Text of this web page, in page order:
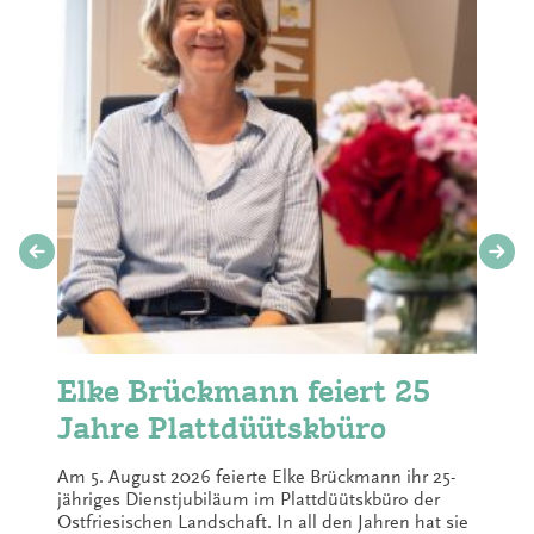
Elke Brückmann feiert 25
Jahre Plattdüütskbüro
Am 5. August 2026 feierte Elke Brückmann ihr 25-
jähriges Dienstjubiläum im Plattdüütskbüro der
Ostfriesischen Landschaft. In all den Jahren hat sie